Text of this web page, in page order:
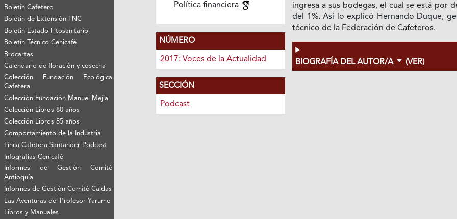
Boletín Cafetero
Boletín de Extensión FNC
Boletín Estado Fitosanitario
Boletín Técnico Cenicafé
Brocartas
Calendario de floración y cosecha
Colección Fundación Ecológica
Cafetera
Colección Fundación Manuel Mejía
Colección Libros 80 años
Colección Libros 85 años
Comportamiento de la Industria
Finca Cafetera Santander Podcast
Infografías Cenicafé
Informes de Gestión Comité
Antioquía
Informes de Gestión Comité Caldas
Las Aventuras del Profesor Yarumo
Libros y Manuales
Política financiera
NÚMERO
2017: Voces de la Actualidad
SECCIÓN
Podcast
ingresa a sus bodegas, el cual se está por
del 1%. Así lo explicó Hernando Duque,
técnico de la Federación de Cafeteros.
BIOGRAFÍA DEL AUTOR/A (VER)